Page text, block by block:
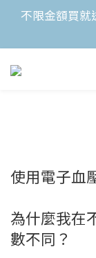
不限金額買
使用電子血
為什麼我在
數不同？